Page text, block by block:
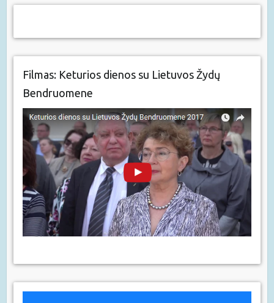
Filmas: Keturios dienos su Lietuvos Žydų
Bendruomene